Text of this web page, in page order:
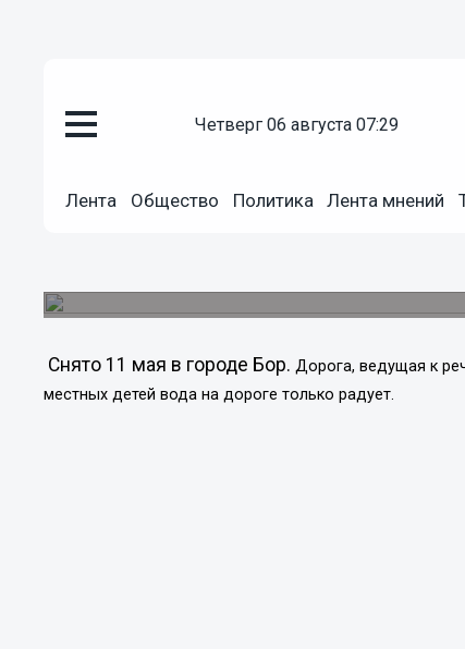
четверг 06 августа 07:29
Лента Общество Политика Лента мнений
Подробно
Снято 11 мая в городе Бор.Дорога, ведущая к
местных детей вода на дороге только радует.